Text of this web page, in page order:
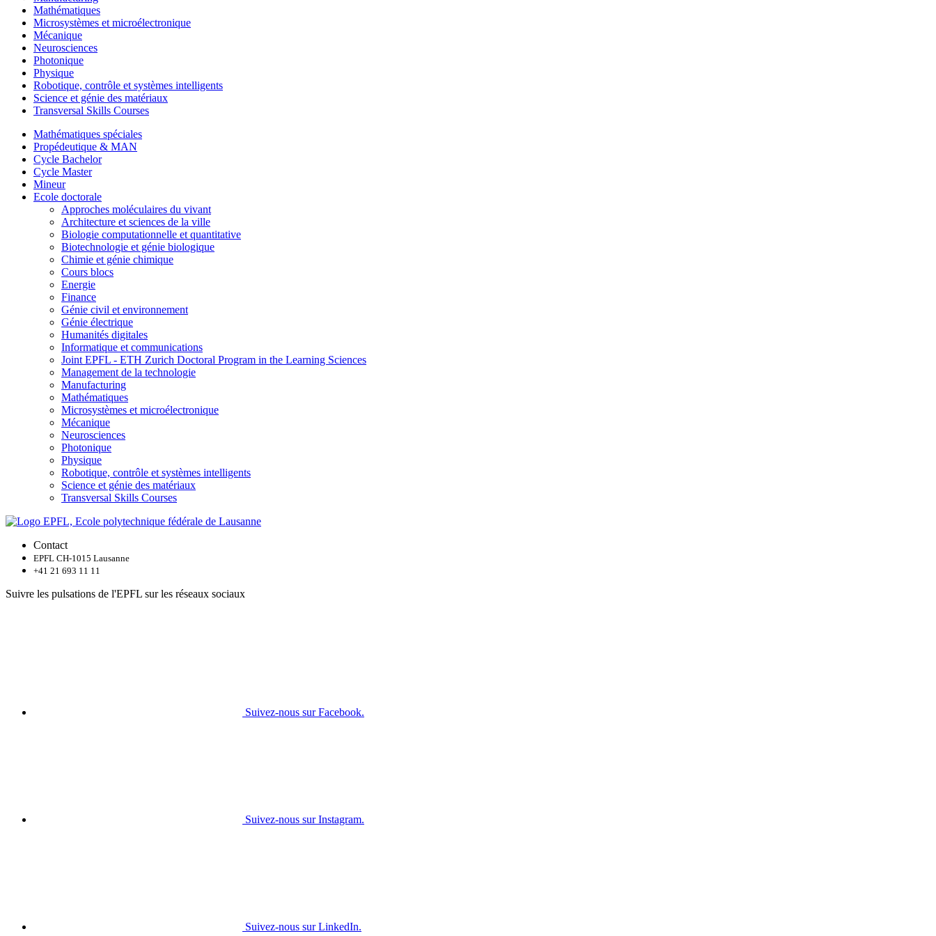
Mathématiques
Microsystèmes et microélectronique
Mécanique
Neurosciences
Photonique
Physique
Robotique, contrôle et systèmes intelligents
Science et génie des matériaux
Transversal Skills Courses
Mathématiques spéciales
Propédeutique & MAN
Cycle Bachelor
Cycle Master
Mineur
Ecole doctorale
Approches moléculaires du vivant
Architecture et sciences de la ville
Biologie computationnelle et quantitative
Biotechnologie et génie biologique
Chimie et génie chimique
Cours blocs
Energie
Finance
Génie civil et environnement
Génie électrique
Humanités digitales
Informatique et communications
Joint EPFL - ETH Zurich Doctoral Program in the Learning Sciences
Management de la technologie
Manufacturing
Mathématiques
Microsystèmes et microélectronique
Mécanique
Neurosciences
Photonique
Physique
Robotique, contrôle et systèmes intelligents
Science et génie des matériaux
Transversal Skills Courses
Contact
EPFL CH-1015 Lausanne
+41 21 693 11 11
Suivre les pulsations de l'EPFL sur les réseaux sociaux
Suivez-nous sur Facebook.
Suivez-nous sur Instagram.
Suivez-nous sur LinkedIn.